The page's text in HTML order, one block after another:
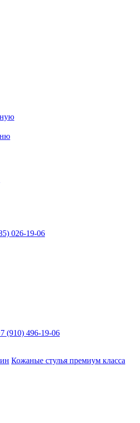
026-19-06
(910) 496-19-06
Кожаные стулья премиум класса